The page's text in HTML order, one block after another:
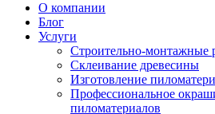
О компании
Блог
Услуги
Строительно-монтажные
Склеивание древесины
Изготовление
Профессиональное
пиломатериалов